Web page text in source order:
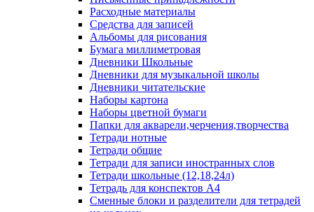
Расходные материалы
Средства для записей
Альбомы для рисования
Бумага миллиметровая
Дневники Школьные
Дневники для музыкальной школы
Дневники читательские
Наборы картона
Наборы цветной бумаги
Папки для акварели,черчения,творчества
Тетради нотные
Тетради общие
Тетради для записи иностранных слов
Тетради школьные (12,18,24л)
Тетрадь для конспектов А4
Сменные блоки и разделители для тетрадей